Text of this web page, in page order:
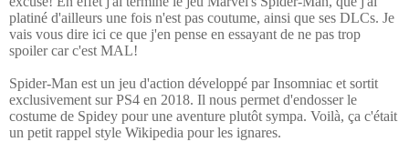
platiné d'ailleurs une fois n'est pas coutume, ainsi que ses DLCs. Je
vais vous dire ici ce que j'en pense en essayant de ne pas trop
spoiler car c'est MAL!
Spider-Man est un jeu d'action développé par Insomniac et sortit
exclusivement sur PS4 en 2018. Il nous permet d'endosser le
costume de Spidey pour une aventure plutôt sympa. Voilà, ça c'était
un petit rappel style Wikipedia pour les ignares.